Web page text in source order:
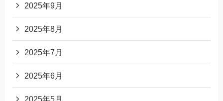
2025年9月
2025年8月
2025年7月
2025年6月